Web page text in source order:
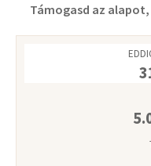
Támogasd az